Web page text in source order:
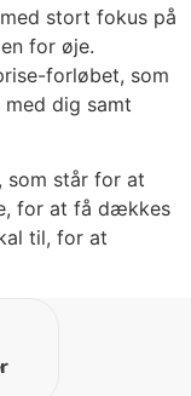
stort fokus på
for øje.
forløbet, som
dig samt
som står for at
for at få dækkes
til, for at